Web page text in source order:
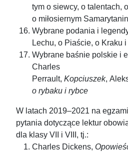
tym o siewcy, o talentach,
o miłosiernym
Wybrane podania i
Lechu, o Piaście, o Kraku
Wybrane baśnie polskie i
Charles
Perrault, Kopciuszek,
o rybaku i rybce
W latach 2019–2021 na
pytania dotyczące lektur
dla klasy VII i VIII, tj.:
Charles Dickens,